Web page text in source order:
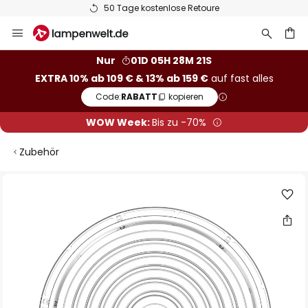
50 Tage kostenlose Retoure
Inhalt
Nur
01D 05H 28M 21S
EXTRA 10% ab 109 € & 13% ab 159 €auf fast alles
Code:RABATT kopieren
WOW Week:Bis zu -70%
Zubehör